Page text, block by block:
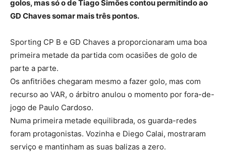
golos, mas só o de Tiago Simões contou permitindo ao
GD Chaves somar mais três pontos.
Sporting CP B e GD Chaves a proporcionaram uma boa
primeira metade da partida com ocasiões de golo de
parte a parte.
Os anfitriões chegaram mesmo a fazer golo, mas com
recurso ao VAR, o árbitro anulou o momento por fora-de-
jogo de Paulo Cardoso.
Numa primeira metade equilibrada, os guarda-redes
foram protagonistas. Vozinha e Diego Calai, mostraram
serviço e mantinham as suas balizas a zero.